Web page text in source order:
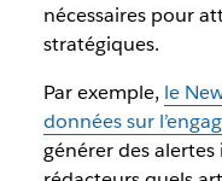
nécessaires pour
stratégiques.
Par exemple, le
données sur
générer des